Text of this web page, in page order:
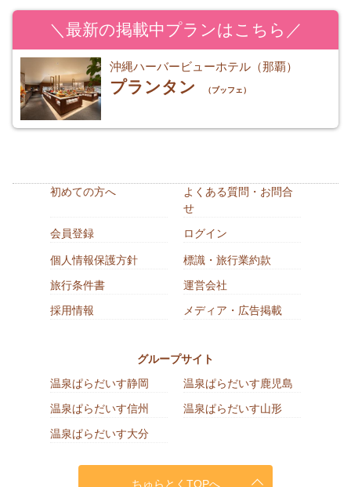
＼最新の掲載中プランはこちら／
沖縄ハーバービューホテル（那覇）
プランタン （ブッフェ）
初めての方へ
よくある質問・お問合
せ
会員登録
ログイン
個人情報保護方針
標識・旅行業約款
旅行条件書
運営会社
採用情報
メディア・広告掲載
グループサイト
温泉ぱらだいす静岡
温泉ぱらだいす鹿児島
温泉ぱらだいす信州
温泉ぱらだいす山形
温泉ぱらだいす大分
ちゅらとくTOPへ